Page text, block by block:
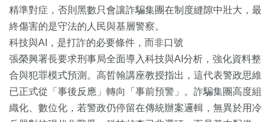
精準對症，否則黑數只會讓詐騙集團在制度縫隙中壯大，最
終傷害的是守法的人民與基層警察。
科技與AI，是打詐的必要條件，而非口號
張榮興署長要求刑事局全面導入科技與AI分析，強化資料整
合與犯罪模式預測。高哲翰講座教授指出，這代表警政思維
已正式從「事後反應」轉向「事前預警」。詐騙集團高度組
織化、數位化，若警政仍停留在傳統辦案邏輯，無異於用冷